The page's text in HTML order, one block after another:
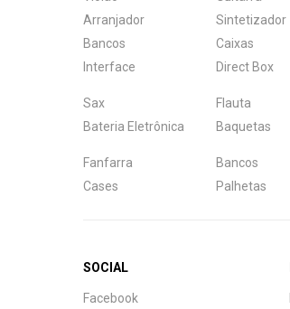
Arranjador
Sintetizador
Bancos
Caixas
Interface
Direct Box
Sax Flauta
Bateria Eletrônica
Baquetas
Fanfarra
Bancos
Cases
Palhetas
SOCIAL
Facebook
Central de Ajuda